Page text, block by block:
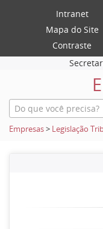
Intranet
Mapa do Site
Contraste
Empresas> Legislação